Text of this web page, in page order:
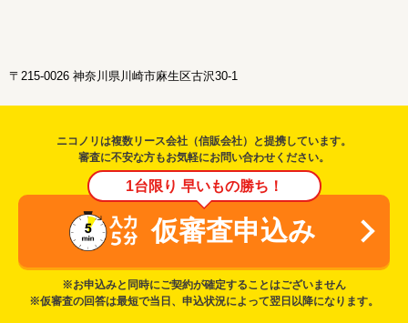
〒215-0026 神奈川県川崎市麻生区古沢30-1
ニコノリは複数リース会社（信販会社）と提携しています。
審査に不安な方もお気軽にお問い合わせください。
1台限り 早いもの勝ち！
仮審査申込み
※お申込みと同時にご契約が確定することはございません
※仮審査の回答は最短で当日、申込状況によって翌日以降になります。